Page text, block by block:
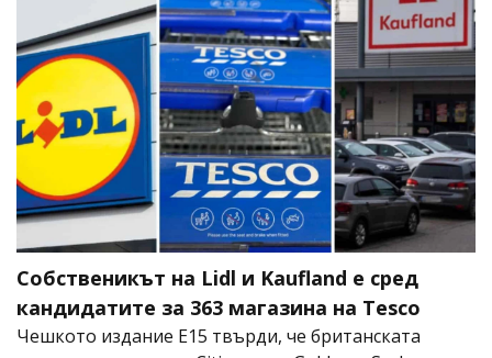
Собственикът на Lidl и Kaufland е сред
кандидатите за 363 магазина на Tesco
Чешкото издание E15 твърди, че британската